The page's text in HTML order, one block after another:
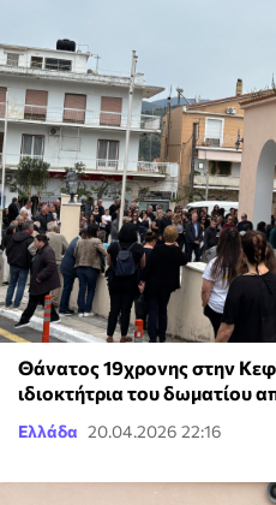
Θάνατος 19χρονης στην
ιδιοκτήτρια του δωματίου
Ελλάδα 20.04.2026 22:16